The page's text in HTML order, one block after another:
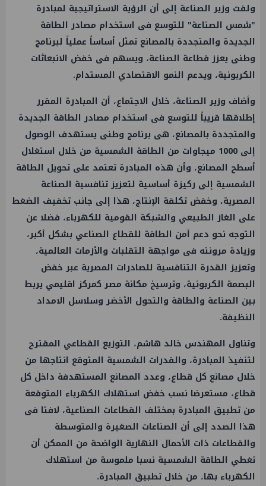
ولفت وزير الصناعة إلى أن الرؤية الاستراتيجية لمبادرة
"شمس الصناعة" للتوسع فى استخدام مصادر الطاقة
الجديدة والمتجددة بالمصانع تمثل أساساً عملياً لبرنامج
وطنى يعزز قطاعة الصناعة، ويسهم فى خفض الانبعاثات
الكربونية، ويدعم النمو الاقتصادي المستدام.
وأضاف وزير الصناعة، خلال الاجتماع، أن المبادرة المقرر
إطلاقها قريباً للتوسع فى استخدام مصادر الطاقة الجديدة
والمتجددة بالمصانع، هى برنامج وطنى يستهدف الوصول
إلى 1000 ميجاوات من الطاقة الشمسية من خلال استغلال
أسطح المصانع، وأن هذه المبادرة تعتمد على تحويل الطاقة
الشمسية إلى ركيزة أساسية لتعزيز تنافسية الصناعة
المصرية، وخفض تكلفة الإنتاج، هذا إلى جانب تخفيف الضغط
على الغاز الطبيعي والشبكة القومية للكهرباء، فضلا عن
التوجه نحو دعم أمن الطاقة للقطاع الصناعي بشكل أكبر،
وزيادة مرونته فى مواجهة التقلبات والأزمات العالمية،
وتعزيز القدرة التنافسية للصادرات المصرية عبر خفض
البصمة الكربونية، وترسيخ مكانة مصر كمركز اقليمي يربط
بين الصناعة والطاقة والتحول الأخضر وسلاسل الامداد
النظيفة.
وتناول المهندس خالد هاشم، التوزيع القطاعي المقترح
لتنفيذ المبادرة، والقدرات الشمسية المتوقع انتاجها من
خلال مصانع كل قطاع، وعدد المصانع المستهدفة داخل كل
قطاع، مستعرضا نسب خفض استهلاك الكهرباء المتوقعة
من تطبيق المبادرة بمختلف القطاعات الصناعية، لافتا فى
هذا الصدد إلى أن الصناعات الصغيرة والمتوسطة
والقطاعات ذات الأحمال النهارية الواضحة من الممكن أن
تغطي الطاقة الشمسية نسبا ملموسة من استهلاك
الكهرباء بها، من خلال تطبيق المبادرة.